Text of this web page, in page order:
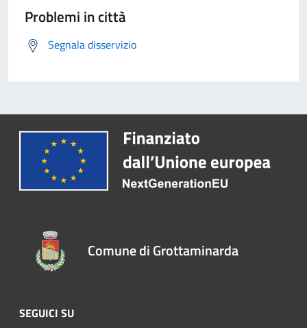
Problemi in città
Segnala disservizio
Comune di Grottaminarda
SEGUICI SU